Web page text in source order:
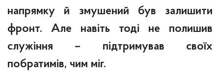
напрямку й змушений був залишити
фронт. Але навіть тоді не полишив
служіння – підтримував своїх
побратимів, чим міг.